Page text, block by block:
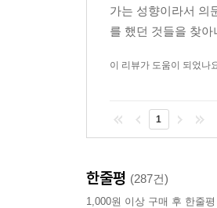
가는 성향이라서 의
를 했던 것들을 찾
이 리뷰가 도움이 되었나
1
한줄평 (287건)
1,000원 이상 구매 후 한줄